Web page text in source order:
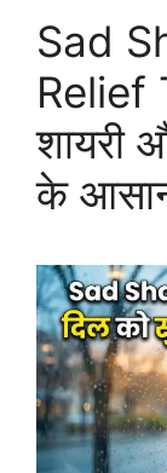
Sad
Relief
शायरी
के